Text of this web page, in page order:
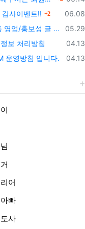
등록일
06.08
사이벤트!! 2댓글
등록
05.29
글 삭제 및 제제대상입니다.
등록
04.13
보 처리방침
등록
04.13
운영방침 입니다.
어
빠
사